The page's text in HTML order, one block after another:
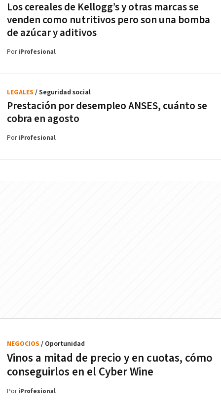
Los cereales de Kellogg’s y otras marcas se
venden como nutritivos pero son una bomba
de azúcar y aditivos
PoriProfesional
Prestación por desempleo ANSES, cuánto se
cobra en agosto
LEGALES / Seguridad social
PoriProfesional
Vinos a mitad de precio y en cuotas, cómo
conseguirlos en el Cyber Wine
NEGOCIOS / Oportunidad
PoriProfesional